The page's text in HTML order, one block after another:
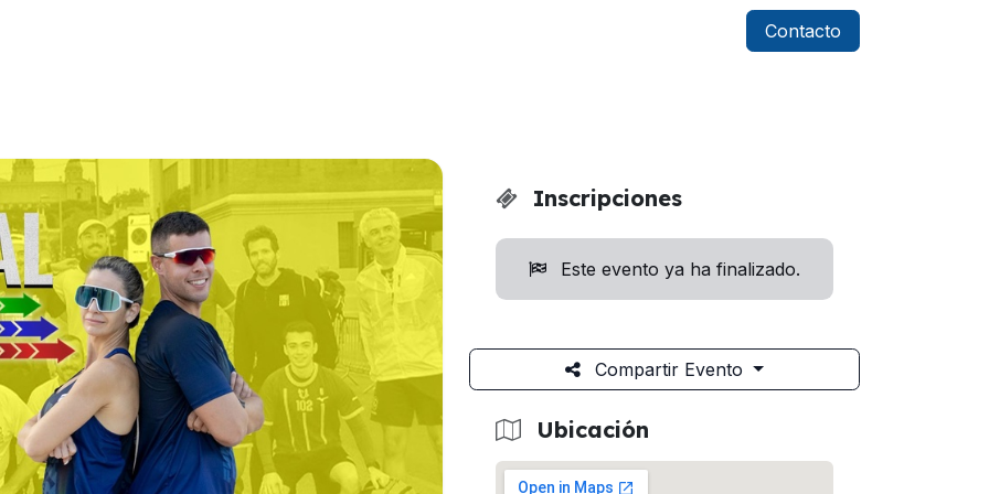
Contacto
Inscripciones
Este evento ya ha finalizado.
Compartir Evento
Ubicación